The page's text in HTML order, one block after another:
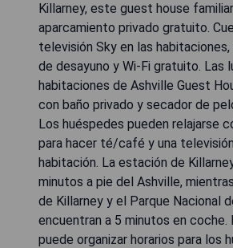
Killarney, este guest house
aparcamiento privado gratuito.
televisión Sky en las habitaciones,
de desayuno y Wi-Fi gratuito. Las
habitaciones de Ashville Guest
con baño privado y secador de
Los huéspedes pueden relajarse
para hacer té/café y una
habitación. La estación de
minutos a pie del Ashville,
de Killarney y el Parque Nacional
encuentran a 5 minutos en coche.
puede organizar horarios para los